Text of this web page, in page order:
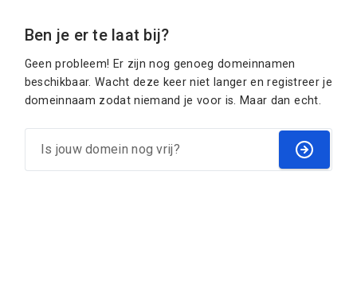
Ben je er te laat bij?
Geen probleem! Er zijn nog genoeg domeinnamen
beschikbaar. Wacht deze keer niet langer en registreer je
domeinnaam zodat niemand je voor is. Maar dan echt.